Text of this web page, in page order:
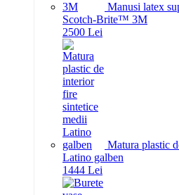
Manusi latex
Scotch-Brite™ 3M
2500 Lei
Matura plastic
Latino galben
1444 Lei